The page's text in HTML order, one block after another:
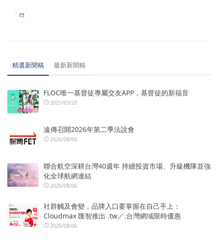
精選新聞稿 最新新聞稿
FLOC唯一基督徒專屬交友APP，基督徒的新福音
2021/03/29
遠傳召開2026年第二季法說會
2026/08/06
聯合航空深耕台灣40週年 持續投資市場、升級機隊並強
化全球航網連結
2026/08/06
社群觸及會變，品牌入口要掌握在自己手上：
Cloudmax 匯智推出 .tw／.台灣網域限時優惠
2026/08/06